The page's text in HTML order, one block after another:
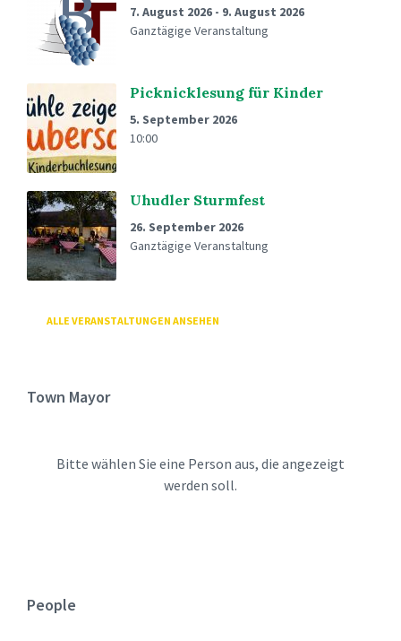
7. August 2026 - 9. August 2026
Ganztägige Veranstaltung
Picknicklesung für Kinder
5. September 2026
10:00
Uhudler Sturmfest
26. September 2026
Ganztägige Veranstaltung
ALLE VERANSTALTUNGEN ANSEHEN
Town Mayor
Bitte wählen Sie eine Person aus, die angezeigt
werden soll.
People